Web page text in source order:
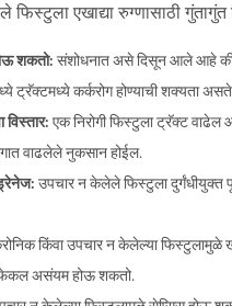
एखाद्या रुग्णासाठी
शकतो: संशोधनात असे दिसून आले आहे की
ट्रॅक्टमध्ये कर्करोग होण्याची शक्यता
विस्तार: एक निरोगी फिस्टुला ट्रॅक्ट
वाढलेले नुकसान होईल.
उपचार न केलेले फिस्टुला दुर्गंधीयुक्त
किंवा उपचार न केलेल्या फिस्टुलामुळे
असंयम होऊ शकतो.